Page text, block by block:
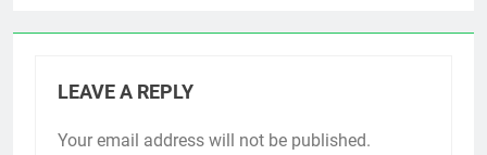
LEAVE A REPLY
Your email address will not be published.